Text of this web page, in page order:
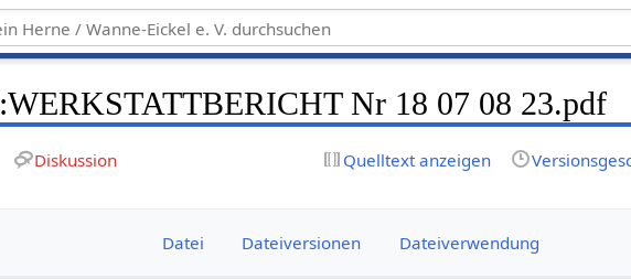
:WERKSTATTBERICHT Nr 18 07 08 23.pdf
Diskussion Quelltext anzeigen
Datei Dateiversionen Dateiverwendung